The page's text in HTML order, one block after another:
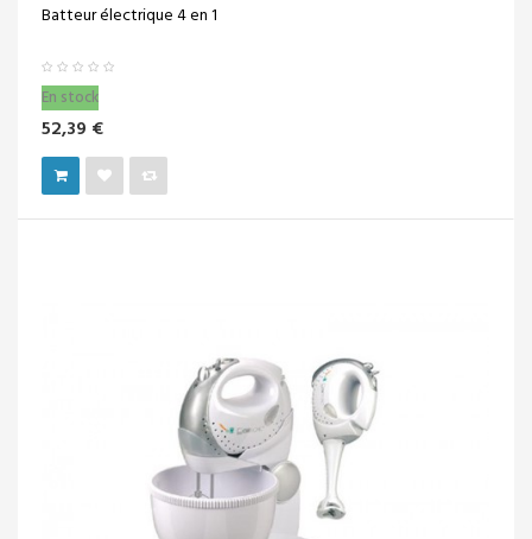
Batteur électrique 4 en 1
En stock
52,39 €